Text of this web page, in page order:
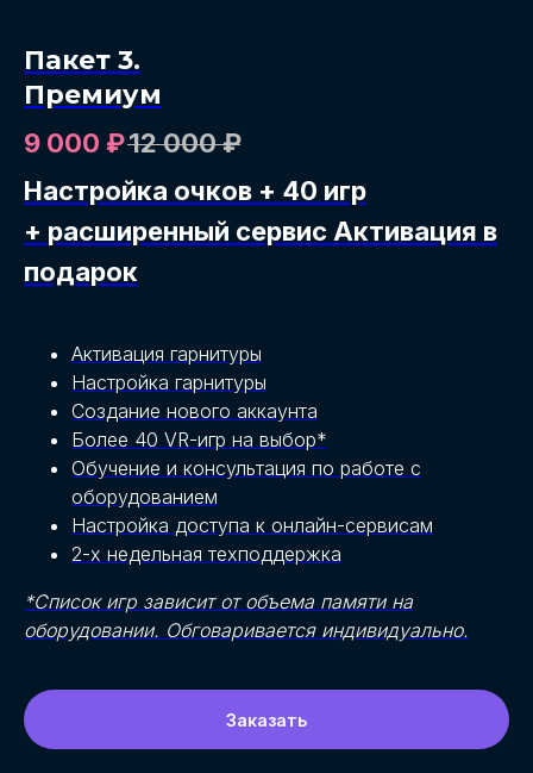
Пакет 3.
Премиум
9 000 ₽12 000₽
Настройка очков + 40 игр
+ расширенный сервис Активация в
подарок
Активация гарнитуры
Настройка гарнитуры
Создание нового аккаунта
Более 40 VR-игр на выбор*
Обучение и консультация по работе с
оборудованием
Настройка доступа к онлайн-сервисам
2-х недельная техподдержка
*Список игр зависит от объема памяти на
оборудовании. Обговаривается индивидуально.
Заказать